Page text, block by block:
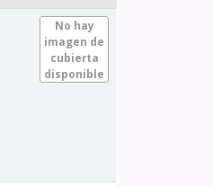
No hay
imagen de
cubierta
disponible